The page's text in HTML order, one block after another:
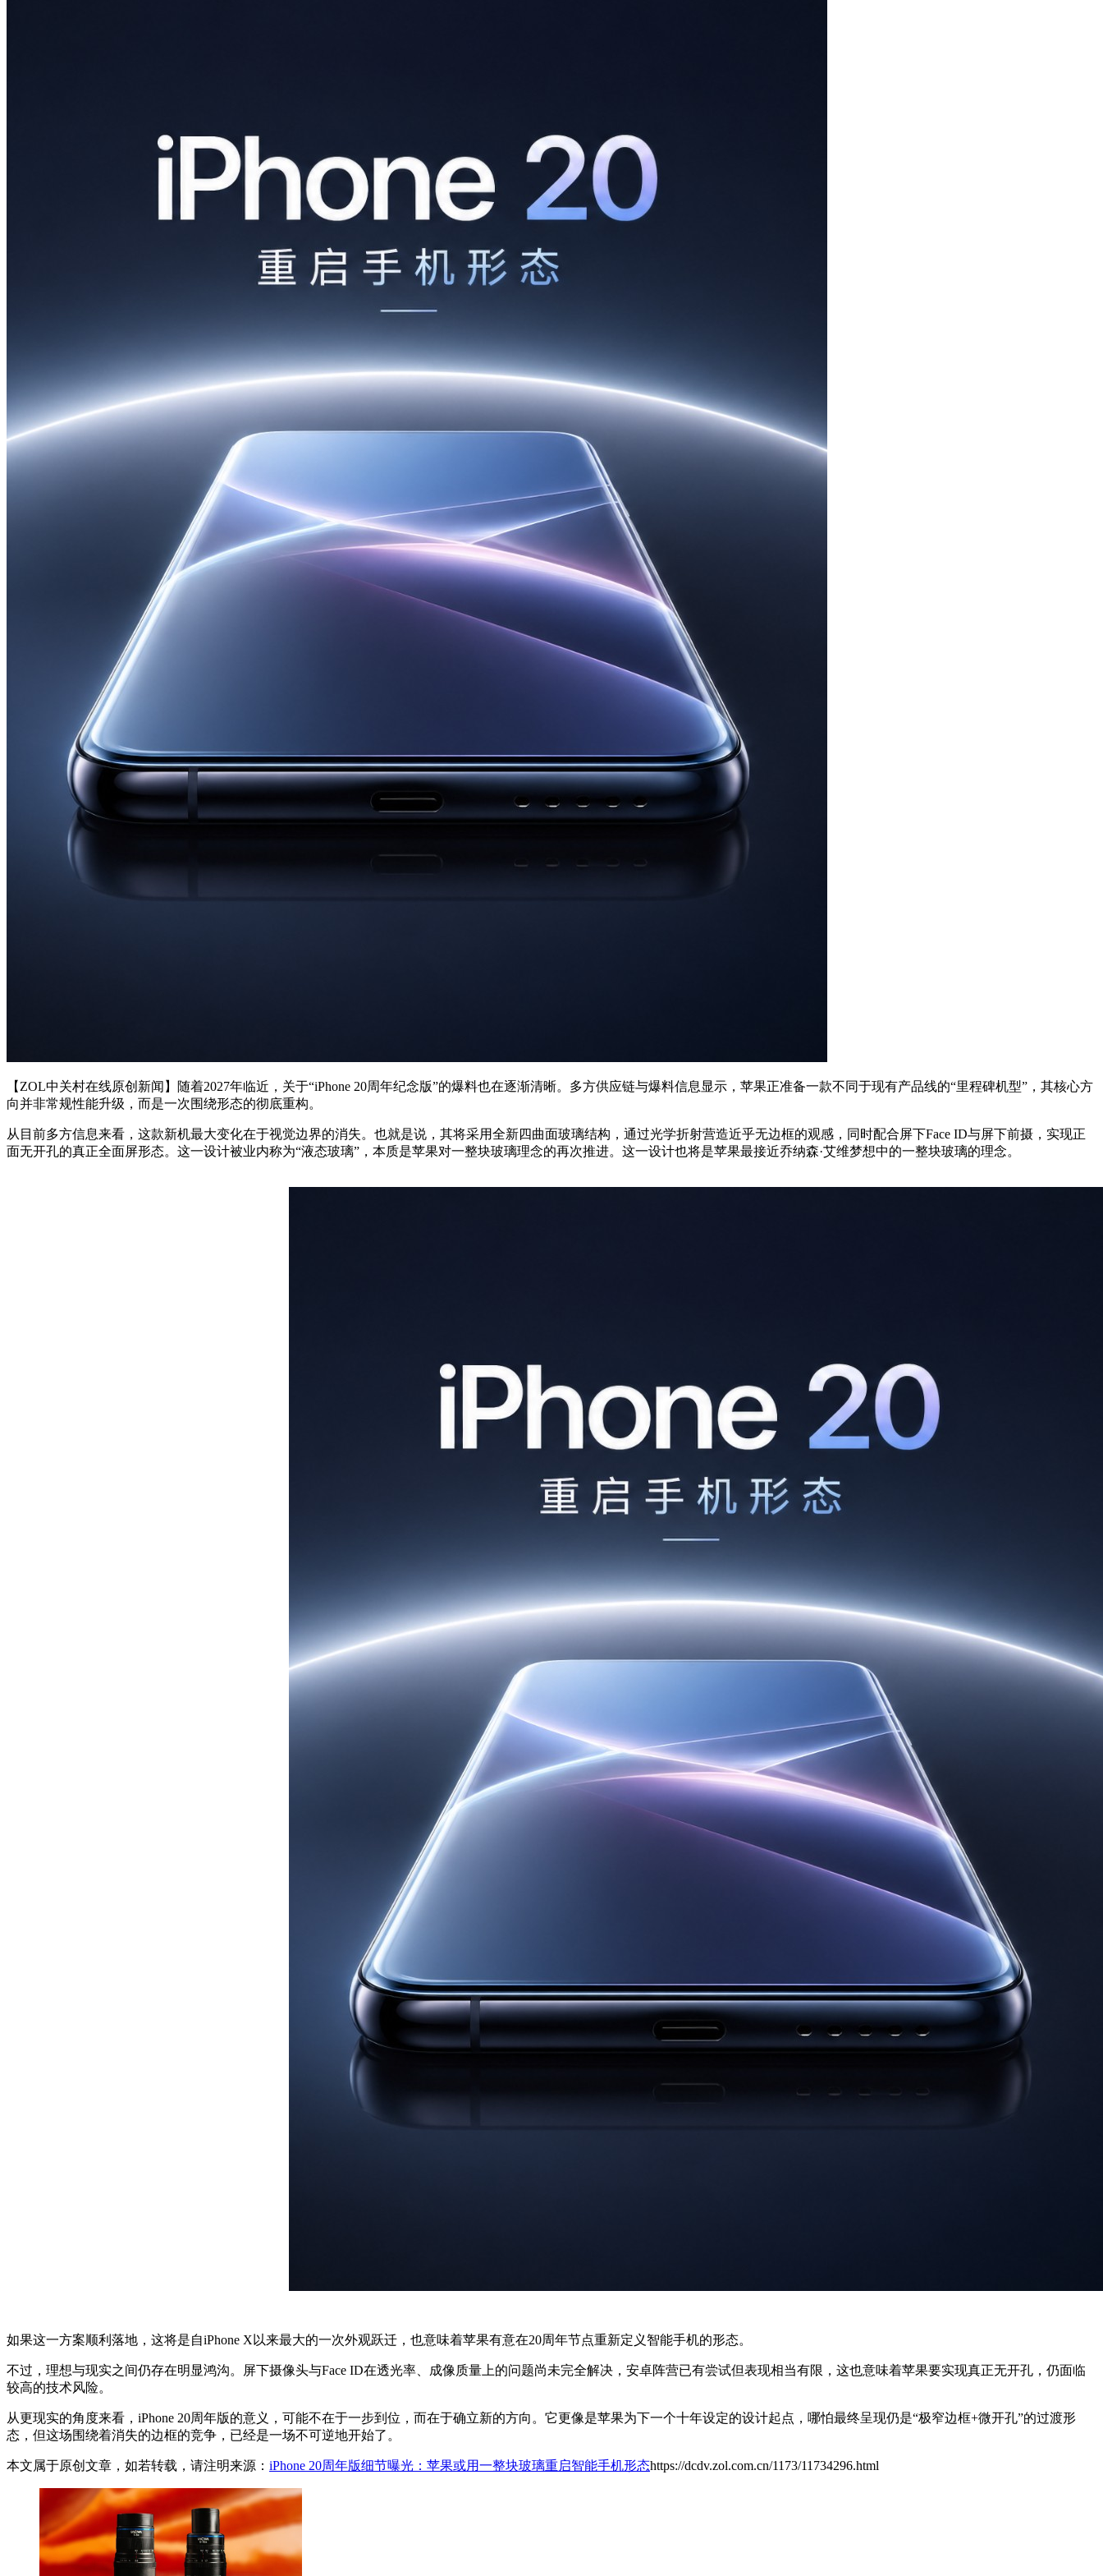
【ZOL中关村在线原创新闻】随着2027年临近，关于“iPhone 20周年纪念版”的爆料也在逐渐清晰。多方供应链与爆料信息显示，苹果正准备一款不同于现有产品线的“里程碑机型”，其核心方
向并非常规性能升级，而是一次围绕形态的彻底重构。
从目前多方信息来看，这款新机最大变化在于视觉边界的消失。也就是说，其将采用全新四曲面玻璃结构，通过光学折射营造近乎无边框的观感，同时配合屏下Face ID与屏下前摄，实现正
面无开孔的真正全面屏形态。这一设计被业内称为“液态玻璃”，本质是苹果对一整块玻璃理念的再次推进。这一设计也将是苹果最接近乔纳森·艾维梦想中的一整块玻璃的理念。
如果这一方案顺利落地，这将是自iPhone X以来最大的一次外观跃迁，也意味着苹果有意在20周年节点重新定义智能手机的形态。
不过，理想与现实之间仍存在明显鸿沟。屏下摄像头与Face ID在透光率、成像质量上的问题尚未完全解决，安卓阵营已有尝试但表现相当有限，这也意味着苹果要实现真正无开孔，仍面临
较高的技术风险。
从更现实的角度来看，iPhone 20周年版的意义，可能不在于一步到位，而在于确立新的方向。它更像是苹果为下一个十年设定的设计起点，哪怕最终呈现仍是“极窄边框+微开孔”的过渡形
态，但这场围绕着消失的边框的竞争，已经是一场不可逆地开始了。
本文属于原创文章，如若转载，请注明来源： iPhone 20周年版细节曝光：苹果或用一整块玻璃重启智能手机形态https://dcdv.zol.com.cn/1173/11734296.html